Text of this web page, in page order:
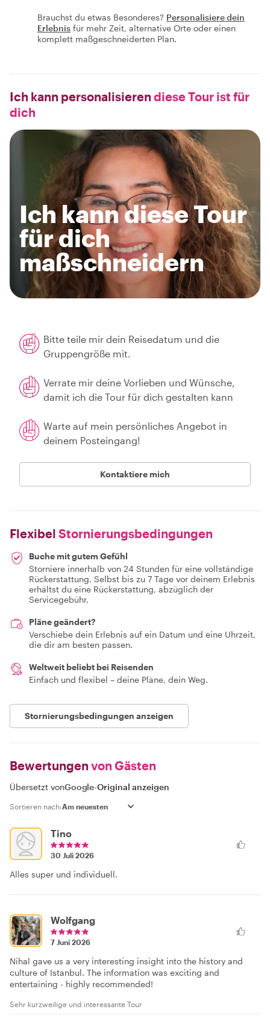
Brauchst du etwas Besonderes? Personalisiere dein
Erlebnis für mehr Zeit, alternative Orte oder einen
komplett maßgeschneiderten Plan.
Ich kann personalisieren diese Tour ist für
dich
Ich kann diese Tour
für dich
maßschneidern
Bitte teile mir dein Reisedatum und die
Gruppengröße mit.
Verrate mir deine Vorlieben und Wünsche,
damit ich die Tour für dich gestalten kann
Warte auf mein persönliches Angebot in
deinem Posteingang!
Kontaktiere mich
Flexibel Stornierungsbedingungen
Buche mit gutem Gefühl
Storniere innerhalb von 24 Stunden für eine vollständige
Rückerstattung. Selbst bis zu 7 Tage vor deinem Erlebnis
erhältst du eine Rückerstattung, abzüglich der
Servicegebühr.
Pläne geändert?
Verschiebe dein Erlebnis auf ein Datum und eine Uhrzeit,
die dir am besten passen.
Weltweit beliebt bei Reisenden
Einfach und flexibel – deine Pläne, dein Weg.
Stornierungsbedingungen anzeigen
Bewertungen von Gästen
Übersetzt vonGoogle-Original anzeigen
Sortieren nach:
Tino
30 Juli 2026
Alles super und individuell.
Wolfgang
7 Juni 2026
Nihal gave us a very interesting insight into the history and
culture of Istanbul. The information was exciting and
entertaining - highly recommended!
Sehr kurzweilige und interessante Tour